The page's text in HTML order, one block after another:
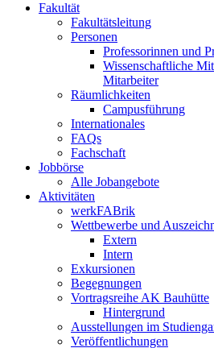
Fakultät
Fakultätsleitung
Personen
Professorinnen und
Wissenschaftliche
Mitarbeiter
Räumlichkeiten
Campusführung
Internationales
FAQs
Fachschaft
Jobbörse
Alle Jobangebote
Aktivitäten
werkFABrik
Wettbewerbe und
Extern
Intern
Exkursionen
Begegnungen
Vortragsreihe AK Bauhütte
Hintergrund
Ausstellungen im
Veröffentlichungen